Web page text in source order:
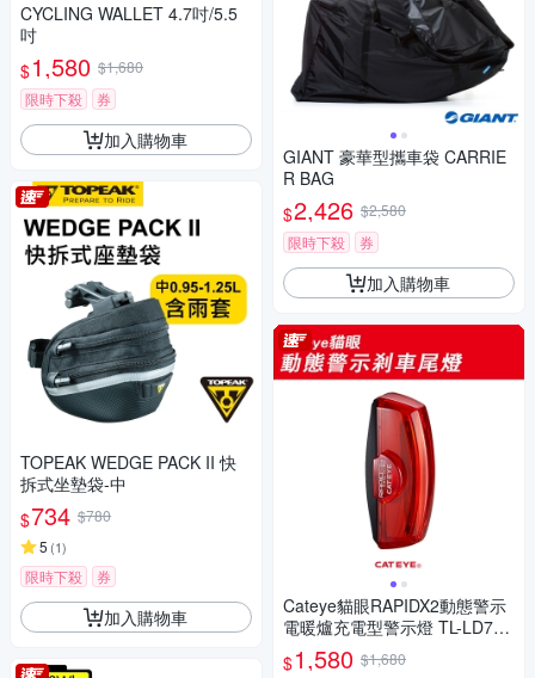
CYCLING WALLET 4.7吋/5.5
吋
$1,580 $1,680
限時下殺
券
加入購物車
TOPEAK WEDGE PACK II 快
拆式坐墊袋-中
$734 $780
5 (1)
限時下殺 券
加入購物車
GIANT 豪華型攜車袋 CARRIE
R BAG
$2,426 $2,580
限時下殺
券
加入購物車
Cateye貓眼RAPIDX2動態警示
電暖爐充電型警示燈 TL-LD710
$1,580 $1,680